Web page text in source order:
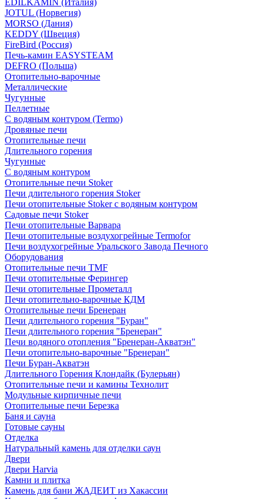
EDILKAMIN (Италия)
JOTUL (Норвегия)
MORSO (Дания)
KEDDY (Швеция)
FireBird (Россия)
Печь-камин EASYSTEAM
DEFRO (Польша)
Отопительно-варочные
Металлические
Чугунные
Пеллетные
С водяным контуром (Termo)
Дровяные печи
Отопительные печи
Длительного горения
Чугунные
C водяным контуром
Отопительные печи Stoker
Печи длительного горения Stoker
Печи отопительные Stoker с водяным контуром
Садовые печи Stoker
Печи отопительные Варвара
Печи отопительные воздухогрейные Termofor
Печи воздухогрейные Уральского Завода Печного
Оборудования
Отопительные печи TMF
Печи отопительные Ферингер
Печи отопительные Прометалл
Печи отопительно-варочные КДМ
Отопительные печи Бренеран
Печи длительного горения "Буран"
Печи длительного горения "Бренеран"
Печи водяного отопления "Бренеран-Акватэн"
Печи отопительно-варочные "Бренеран"
Печи Буран-Акватэн
Длительного Горения Клондайк (Булерьян)
Отопительные печи и камины Технолит
Модульные кирпичные печи
Отопительные печи Березка
Баня и сауна
Готовые сауны
Отделка
Натуральный камень для отделки саун
Двери
Двери Harvia
Камни и плитка
Камень для бани ЖАДЕИТ из Хакассии